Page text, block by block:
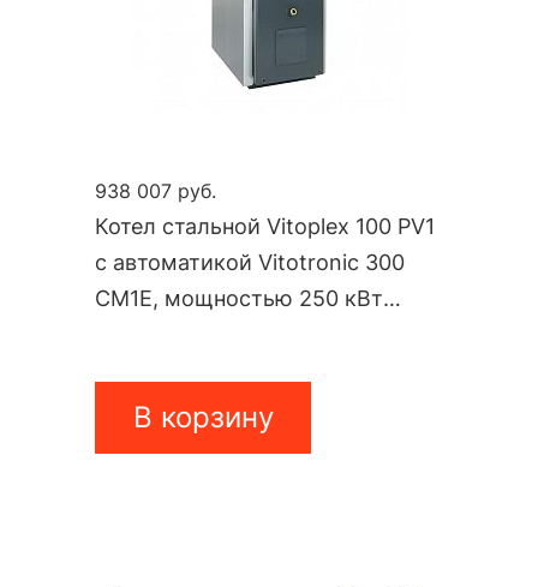
938 007 руб.
Котел стальной Vitoplex 100 PV1
с автоматикой Vitotronic 300
CM1E, мощностью 250 кВт
В корзину